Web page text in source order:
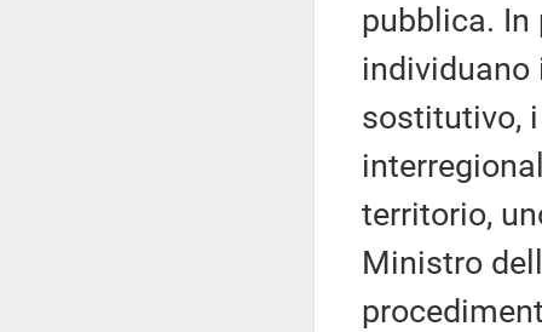
pubblica. In
individuano
sostitutivo,
territorio,
Ministro